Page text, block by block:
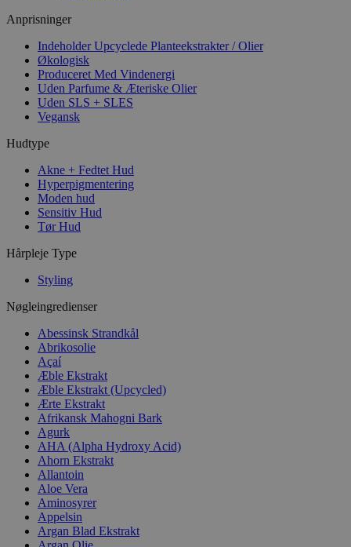
Anprisninger
Indeholder Upcyclede Planteekstrakter / Olier
Økologisk
Produceret Med Vindenergi
Uden Parfume & Æteriske Olier
Uden SLS + SLES
Vegansk
Hudtype
Akne + Fedtet Hud
Hyperpigmentering
Moden hud
Sensitiv Hud
Tør Hud
Hårpleje Type
Styling
Nøgleingredienser
Abessinsk Strandkål
Abrikosolie
Açaí
Æble Ekstrakt
Æble Ekstrakt (Upcycled)
Ærte Ekstrakt
Afrikansk Mahogni Bark
Agurk
AHA (Alpha Hydroxy Acid)
Ahorn Ekstrakt
Allantoin
Aloe Vera
Aminosyrer
Appelsin
Argan Blad Ekstrakt